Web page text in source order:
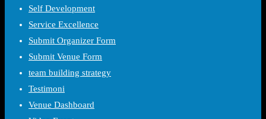
Self Development
Service Excellence
Submit Organizer Form
Submit Venue Form
team building strategy
Testimoni
Venue Dashboard